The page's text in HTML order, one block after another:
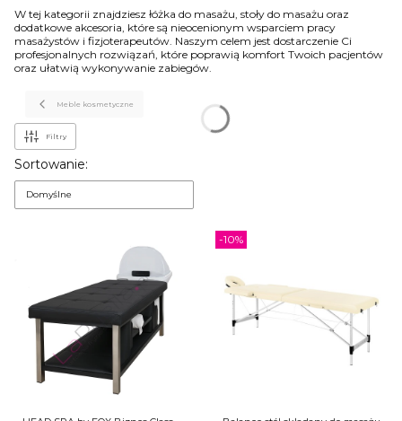
W tej kategorii znajdziesz łóżka do masażu, stoły do masażu oraz
dodatkowe akcesoria, które są nieocenionym wsparciem pracy
masażystów i fizjoterapeutów. Naszym celem jest dostarczenie Ci
profesjonalnych rozwiązań, które poprawią komfort Twoich pacjentów
oraz ułatwią wykonywanie zabiegów.
Meble kosmetyczne
Filtry
Lista produktów
Sortowanie:
Domyślne
-10%